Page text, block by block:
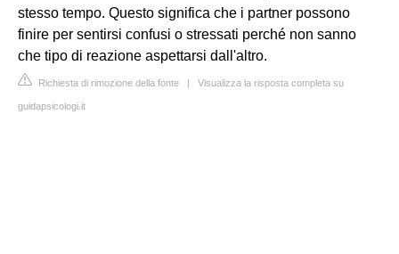
stesso tempo. Questo significa che i partner possono
finire per sentirsi confusi o stressati perché non sanno
che tipo di reazione aspettarsi dall'altro.
Richiesta di rimozione della fonte | Visualizza la risposta completa su
guidapsicologi.it